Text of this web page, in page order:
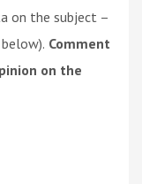
on the subject –
Comment
on the